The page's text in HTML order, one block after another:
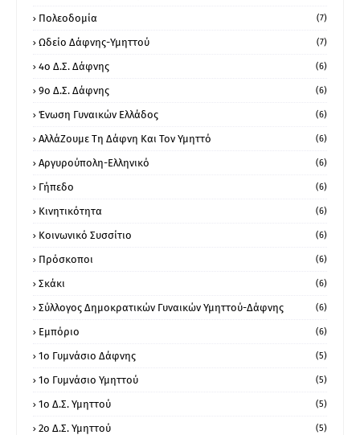
Πολεοδομία (7)
Ωδείο Δάφνης-Υμηττού (7)
4ο Δ.Σ. Δάφνης (6)
9ο Δ.Σ. Δάφνης (6)
Ένωση Γυναικών Ελλάδος (6)
ΑλλάΖουμε Τη Δάφνη Και Τον Υμηττό (6)
Αργυρούπολη-Ελληνικό (6)
Γήπεδο (6)
Κινητικότητα (6)
Κοινωνικό Συσσίτιο (6)
Πρόσκοποι (6)
Σκάκι (6)
Σύλλογος Δημοκρατικών Γυναικών Υμηττού-Δάφνης (6)
Εμπόριο (6)
1ο Γυμνάσιο Δάφνης (5)
1ο Γυμνάσιο Υμηττού (5)
1ο Δ.Σ. Υμηττού (5)
2ο Δ.Σ. Υμηττού (5)